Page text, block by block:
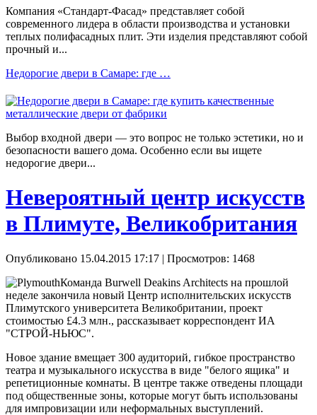
Компания «Стандарт-Фасад» представляет собой
современного лидера в области производства и установки
теплых полифасадных плит. Эти изделия представляют собой
прочный и...
Недорогие двери в Самаре: где …
Выбор входной двери — это вопрос не только эстетики, но и
безопасности вашего дома. Особенно если вы ищете
недорогие двери...
Невероятный центр искусств
в Плимуте, Великобритания
Опубликовано 15.04.2015 17:17 | Просмотров: 1468
Команда Burwell Deakins Architects на прошлой
неделе закончила новый Центр исполнительских искусств
Плимутского университета Великобритании, проект
стоимостью £4.3 млн., рассказывает корреспондент ИА
"СТРОЙ-НЬЮС".
Новое здание вмещает 300 аудиторий, гибкое пространство
театра и музыкального искусства в виде "белого ящика" и
репетиционные комнаты. В центре также отведены площади
под общественные зоны, которые могут быть использованы
для импровизации или неформальных выступлений.